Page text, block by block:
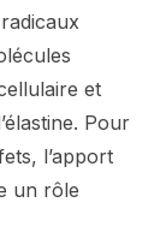
et
Pour
l’apport
un rôle